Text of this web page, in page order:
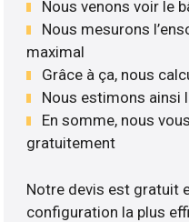
Nous venons voir le
Nous mesurons
maximal
Grâce à ça, nous
Nous estimons ainsi
En somme, nous
gratuitement
Notre devis est gratuit
configuration la plus